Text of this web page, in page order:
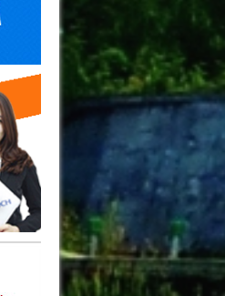
việc cô ấy đã
ra sự phản bội
vợ, mà không thể